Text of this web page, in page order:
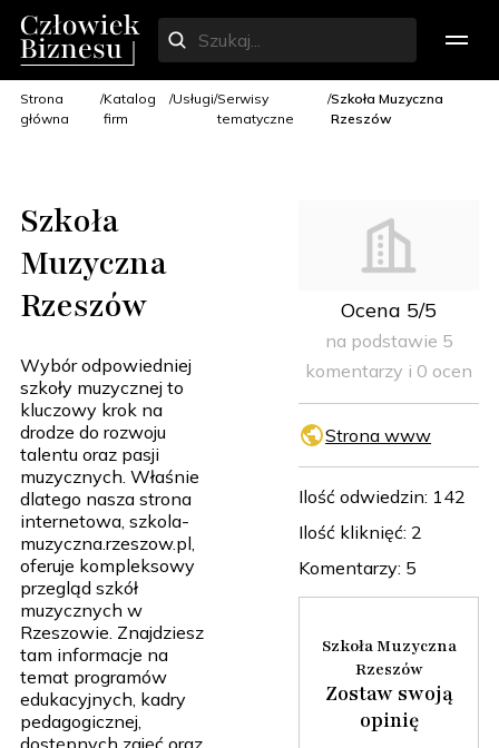
Strona
główna
Katalog
firm
Usługi Serwisy
tematyczne
Szkoła Muzyczna
Rzeszów
Szkoła
Muzyczna
Rzeszów
Wybór odpowiedniej
szkoły muzycznej to
kluczowy krok na
drodze do rozwoju
talentu oraz pasji
muzycznych. Właśnie
dlatego nasza strona
internetowa, szkola-
muzyczna.rzeszow.pl,
oferuje kompleksowy
przegląd szkół
muzycznych w
Rzeszowie. Znajdziesz
tam informacje na
temat programów
edukacyjnych, kadry
pedagogicznej,
dostępnych zajęć oraz
Ocena 5/5
na podstawie 5
komentarzy i 0 ocen
Strona www
Ilość odwiedzin: 142
Ilość kliknięć: 2
Komentarzy: 5
Szkoła Muzyczna
Rzeszów
Zostaw swoją
opinię